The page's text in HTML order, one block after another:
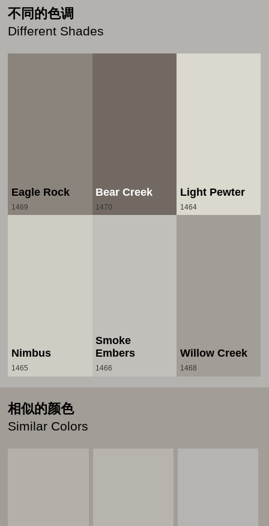
不同的色调
Different Shades
Eagle Rock
1469
Bear Creek
1470
Light Pewter
1464
Nimbus
1465
Smoke
Embers
1466
Willow Creek
1468
相似的颜色
Similar Colors